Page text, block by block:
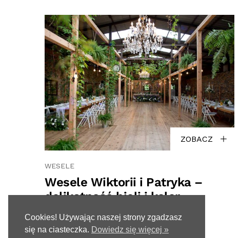
ZOBACZ
WESELE
Wesele Wiktorii i Patryka –
delikatność bieli i kolor
niebieski w Cichej 23
Cookies! Używając naszej strony zgadzasz
się na ciasteczka. Dowiedz się więcej »